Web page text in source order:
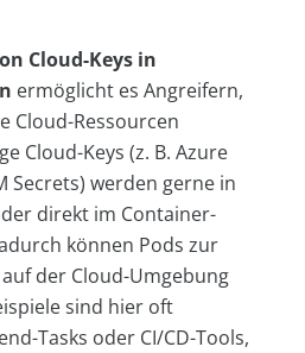
Cloud-Keys in
ermöglicht es Angreifern,
Cloud-Ressourcen
Cloud-Keys (z. B. Azure
Secrets) werden gerne in
direkt im Container-
können Pods zur
der Cloud-Umgebung
sind hier oft
Tasks oder CI/CD-Tools,